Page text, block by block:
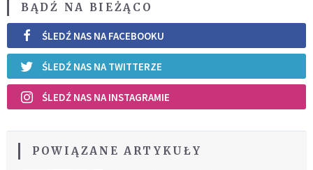
BĄDŹ NA BIEŻĄCO
ŚLEDŹ NAS NA FACEBOOKU
ŚLEDŹ NAS NA TWITTERZE
ŚLEDŹ NAS NA INSTAGRAMIE
POWIĄZANE ARTYKUŁY